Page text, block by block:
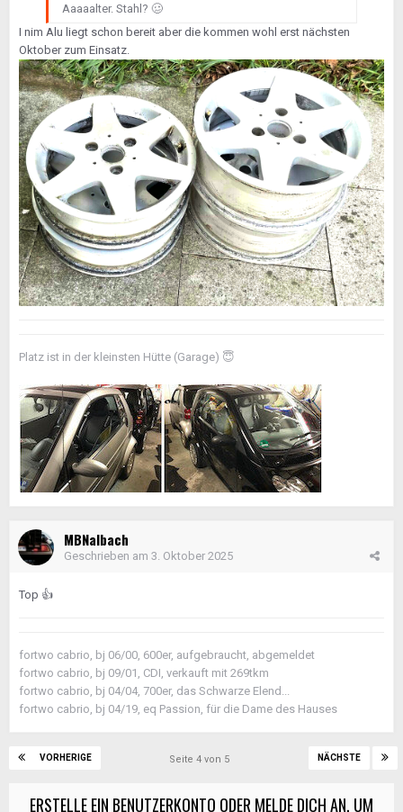
Aaaaalter. Stahl? 🥴
I nim Alu liegt schon bereit aber die kommen wohl erst nächsten
Oktober zum Einsatz.
Platz ist in der kleinsten Hütte (Garage) 😇
MBNalbach
Geschrieben am 3. Oktober 2025
Top 👍
fortwo cabrio, bj 06/00, 600er, aufgebraucht, abgemeldet
fortwo cabrio, bj 09/01, CDI, verkauft mit 269tkm
fortwo cabrio, bj 04/04, 700er, das Schwarze Elend...
fortwo cabrio, bj 04/19, eq Passion, für die Dame des Hauses
VORHERIGE NÄCHSTE
Seite 4 von 5
ERSTELLE EIN BENUTZERKONTO ODER MELDE DICH AN, UM